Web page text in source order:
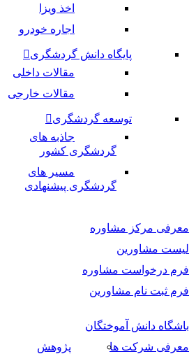
اخذ ویزا
اجاره خودرو
پایگاه دانش گردشگری
مقالات داخلی
مقالات خارجی
توسعه گردشگری
جاذبه های
گردشگری کشور
مسیر های
گردشگری پیشنهادی
معرفی مرکز مشاوره
لیست مشاورین
فرم درخواست مشاوره
فرم ثبت نام مشاورین
باشگاه دانش آموختگان
معرفی شرکت ها
پژوهش